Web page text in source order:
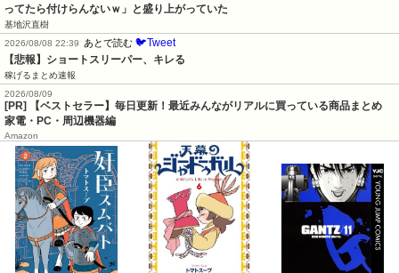
ってたら付けらんないｗ」と盛り上がっていた
基地沢直樹
2026/08/08 22:39
あとで読む 🐦Tweet
【悲報】ショートスリーパー、キレる
稼げるまとめ速報
2026/08/09
[PR] 【ベストセラー】毎日更新！最近みんながリアルに買っている商品まとめ
家電・PC・周辺機器編
Amazon